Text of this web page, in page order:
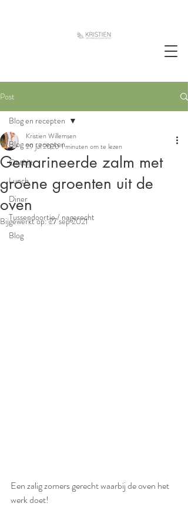
Post
Blog en recepten
Ontbijt
Lunch
Diner
Tussendoortje / nagerecht
Blog
Blog en recepten
Gemarineerde zalm met
groene groenten uit de
oven
Kristien Willemsen
29 jul 20201 minuten om te lezen
Bijgewerkt op:27 sep 2021
Een zalig zomers gerecht waarbij de oven het
werk doet!